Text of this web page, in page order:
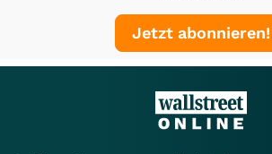
Jetzt abonnieren!